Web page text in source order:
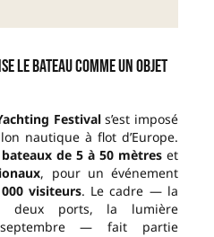
le bateau comme un objet
Festivals’est imposé
nautique à flot d’Europe.
de 5 à 50 mètres et
, pour un événement
visiteurs. Le cadre — la
deux ports, la lumière
septembre — fait partie